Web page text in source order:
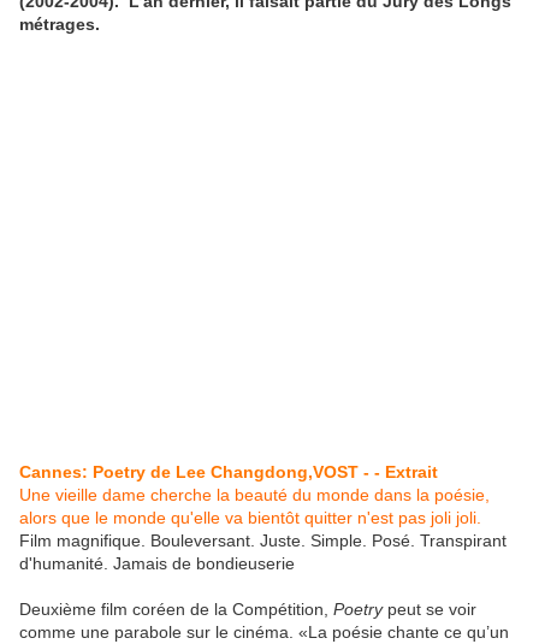
métrages.
Cannes: Poetry de Lee Changdong,VOST - - Extrait
Une vieille dame cherche la beauté du monde dans la poésie,
alors que le monde qu'elle va bientôt quitter n'est pas joli joli.
Film magnifique. Bouleversant. Juste. Simple. Posé. Transpirant
d'humanité. Jamais de bondieuserie
Deuxième film coréen de la Compétition, Poetrypeut se voir
comme une parabole sur le cinéma. «La poésie chante ce qu’un